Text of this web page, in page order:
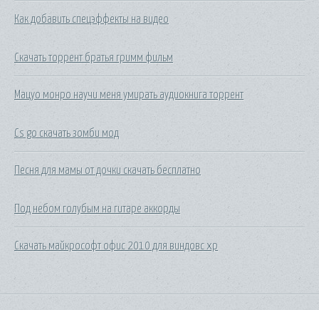
Как добавить спецэффекты на видео
Скачать торрент братья гримм фильм
Мацуо монро научи меня умирать аудиокнига торрент
Cs go скачать зомби мод
Песня для мамы от дочки скачать бесплатно
Под небом голубым на гитаре аккорды
Скачать майкрософт офис 2010 для виндовс xp